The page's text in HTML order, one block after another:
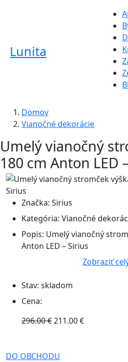
Lunita
Domov
Vianočné dekorácie
Umelý vianočný
180 cm Anton LED
Značka: Sirius
Kategória: Vianočné
Popis: Umelý vianočný
Anton LED – Sirius
Zobraziť
Stav: skladom
Cena:
296.00 €211.00 €
DO OBCHODU